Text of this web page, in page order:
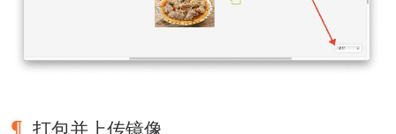
打包并上传镜像